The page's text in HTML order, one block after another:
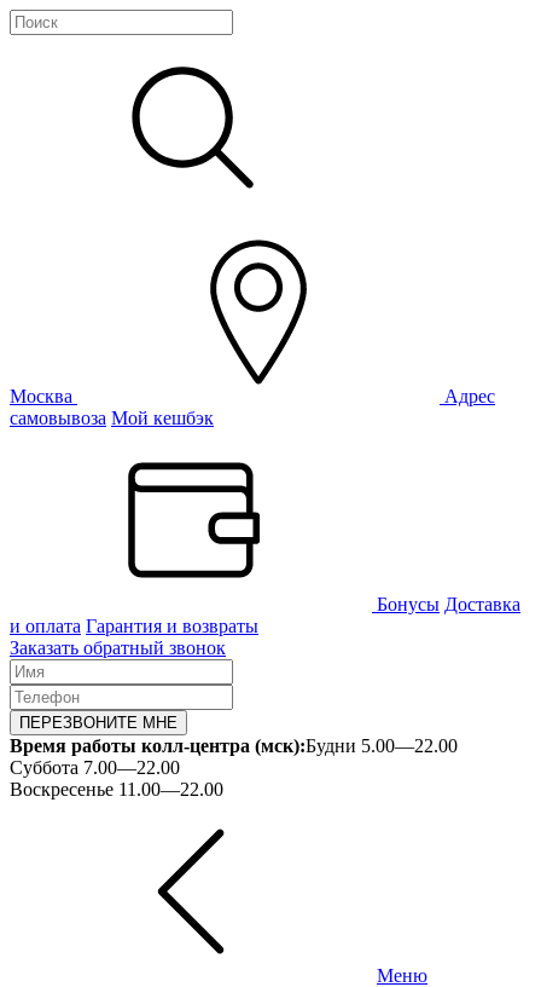
Москва
Адрес
самовывоза Мой кешбэк
Бонусы Доставка
и оплата Гарантия и возвраты
Заказать обратный звонок
ПЕРЕЗВОНИТЕ МНЕ
Время работы колл-центра (мск):Будни 5.00—22.00
Суббота 7.00—22.00
Воскресенье 11.00—22.00
Меню